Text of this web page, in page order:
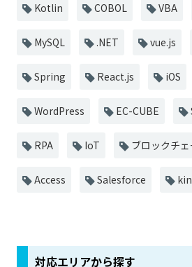
Kotlin COBOL VBA
MySQL .NET vue.js
Spring React.js iOS
WordPress EC-CUBE
RPA IoT ブロックチェ
Access Salesforce
対応エリアから探す